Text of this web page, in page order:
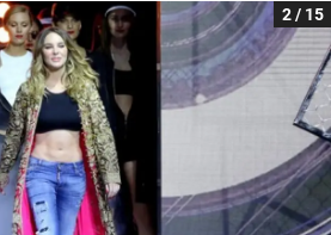
2 / 15